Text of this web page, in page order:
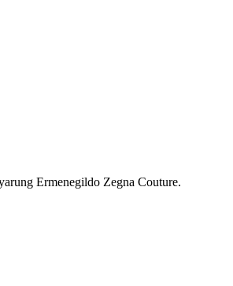
Ermenegildo Zegna Couture.